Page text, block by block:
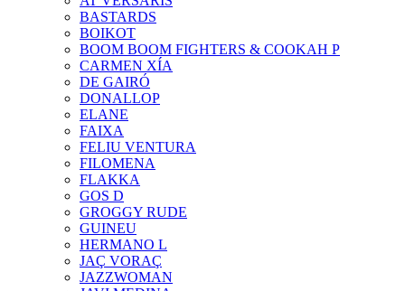
BASTARDS
BOIKOT
BOOM BOOM FIGHTERS & COOKAH P
CARMEN XÍA
DE GAIRÓ
DONALLOP
ELANE
FAIXA
FELIU VENTURA
FILOMENA
FLAKKA
GOS D
GROGGY RUDE
GUINEU
HERMANO L
JAÇ VORAÇ
JAZZWOMAN